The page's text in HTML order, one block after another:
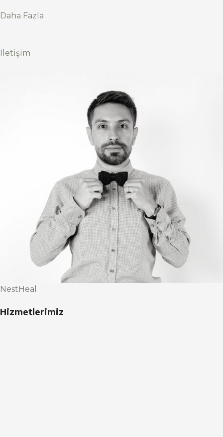
Daha Fazla
İletişim
NestHeal
Hizmetlerimiz